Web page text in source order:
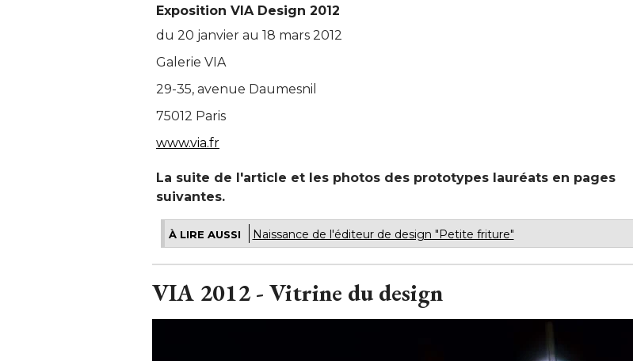
Exposition VIA Design 2012
du 20 janvier au 18 mars 2012
Galerie VIA
29-35, avenue Daumesnil
75012 Paris
www.via.fr
La suite de l'article et les photos des prototypes lauréats en pages
suivantes.
À LIRE AUSSI Naissance de l'éditeur de design "Petite friture"
VIA 2012 - Vitrine du design